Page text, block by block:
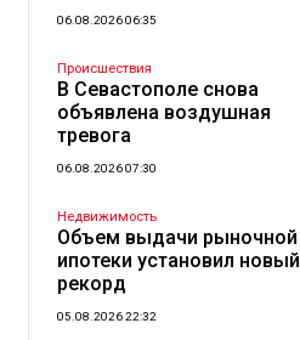
06.08.2026 06:35
Происшествия
В Севастополе снова
объявлена воздушная
тревога
06.08.2026 07:30
Недвижимость
Объем выдачи рыночной
ипотеки установил новый
рекорд
05.08.2026 22:32